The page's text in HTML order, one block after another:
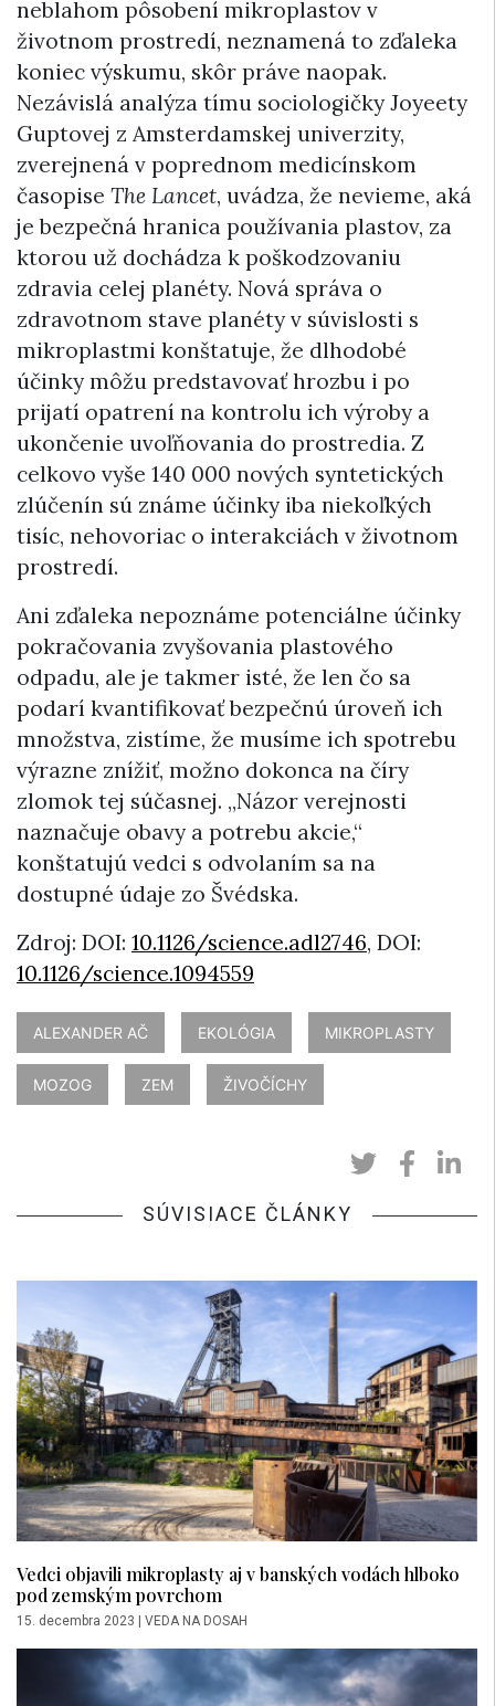
neblahom pôsobení mikroplastov v
životnom prostredí, neznamená to zďaleka
koniec výskumu, skôr práve naopak.
Nezávislá analýza tímu sociologičky Joyeety
Guptovej z Amsterdamskej univerzity,
zverejnená v poprednom medicínskom
časopise The Lancet, uvádza, že nevieme, aká
je bezpečná hranica používania plastov, za
ktorou už dochádza k poškodzovaniu
zdravia celej planéty. Nová správa o
zdravotnom stave planéty v súvislosti s
mikroplastmi konštatuje, že dlhodobé
účinky môžu predstavovať hrozbu i po
prijatí opatrení na kontrolu ich výroby a
ukončenie uvoľňovania do prostredia. Z
celkovo vyše 140 000 nových syntetických
zlúčenín sú známe účinky iba niekoľkých
tisíc, nehovoriac o interakciách v životnom
prostredí.
Ani zďaleka nepoznáme potenciálne účinky
pokračovania zvyšovania plastového
odpadu, ale je takmer isté, že len čo sa
podarí kvantifikovať bezpečnú úroveň ich
množstva, zistíme, že musíme ich spotrebu
výrazne znížiť, možno dokonca na číry
zlomok tej súčasnej. „Názor verejnosti
naznačuje obavy a potrebu akcie,“
konštatujú vedci s odvolaním sa na
dostupné údaje zo Švédska.
Zdroj: DOI: 10.1126/science.adl2746, DOI:
10.1126/science.1094559
ALEXANDER AČ EKOLÓGIA MIKROPLASTY
MOZOG ZEM ŽIVOČÍCHY
SÚVISIACE ČLÁNKY
Vedci objavili mikroplasty aj v banských vodách hlboko
pod zemským povrchom
15. decembra 2023 VEDA NA DOSAH